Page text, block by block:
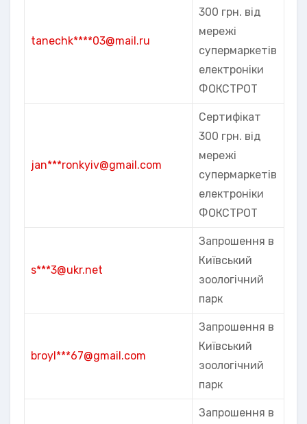
tanechk****03@mail.ru
300 грн. від
мережі
супермаркетів
електроніки
ФОКСТРОТ
jan***ronkyiv@gmail.com
Сертифікат
300 грн. від
мережі
супермаркетів
електроніки
ФОКСТРОТ
s***3@ukr.net
Запрошення в
Київський
зоологічний
парк
broyl***67@gmail.com
Запрошення в
Київський
зоологічний
парк
Запрошення в